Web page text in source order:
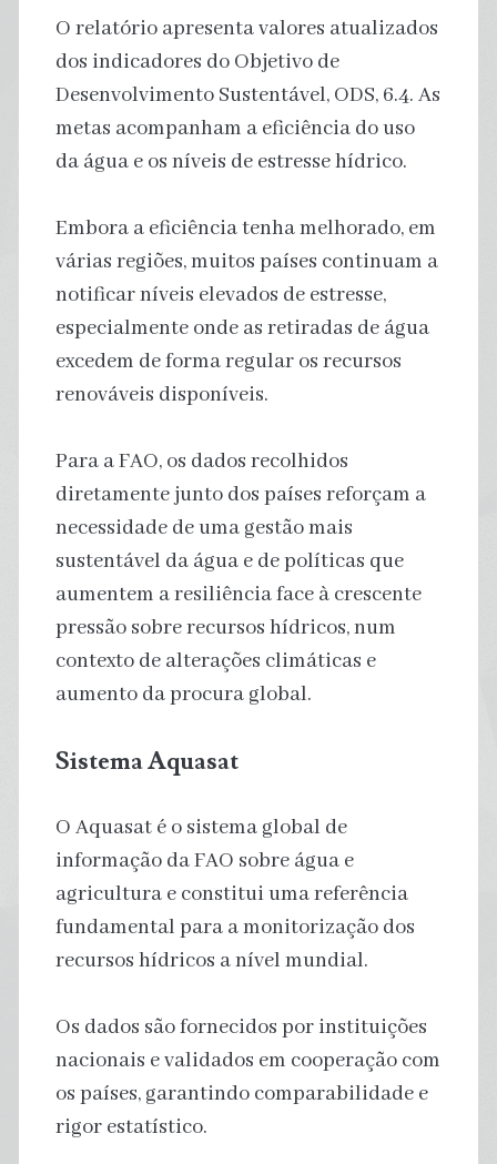
O relatório apresenta valores atualizados
dos indicadores do Objetivo de
Desenvolvimento Sustentável, ODS, 6.4. As
metas acompanham a eficiência do uso
da água e os níveis de estresse hídrico.
Embora a eficiência tenha melhorado, em
várias regiões, muitos países continuam a
notificar níveis elevados de estresse,
especialmente onde as retiradas de água
excedem de forma regular os recursos
renováveis disponíveis.
Para a FAO, os dados recolhidos
diretamente junto dos países reforçam a
necessidade de uma gestão mais
sustentável da água e de políticas que
aumentem a resiliência face à crescente
pressão sobre recursos hídricos, num
contexto de alterações climáticas e
aumento da procura global.
Sistema Aquasat
O Aquasat é o sistema global de
informação da FAO sobre água e
agricultura e constitui uma referência
fundamental para a monitorização dos
recursos hídricos a nível mundial.
Os dados são fornecidos por instituições
nacionais e validados em cooperação com
os países, garantindo comparabilidade e
rigor estatístico.